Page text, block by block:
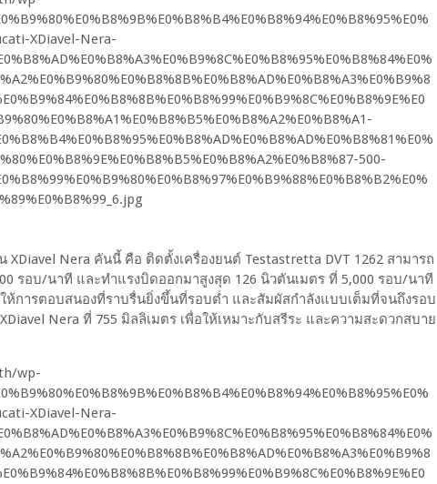
XDiavel Nera คันนี้ คือ ติดตั้งเครื่องยนต์ Testastretta DVT 1262 สามารถ
รอบ/นาที และทำแรงบิดออกมาสูงสุด 126 นิวตันเมตร ที่ 5,000 รอบ/นาที
ห้การตอบสนองที่ราบรื่นยิ่งขึ้นที่รอบต่ำ และสัมผัสกำลังแบบเต็มที่จนถึงรอบ
Nera ที่ 755 มิลลิเมตร เพื่อให้เหมาะกับสรีระ และความสะดวกสบาย